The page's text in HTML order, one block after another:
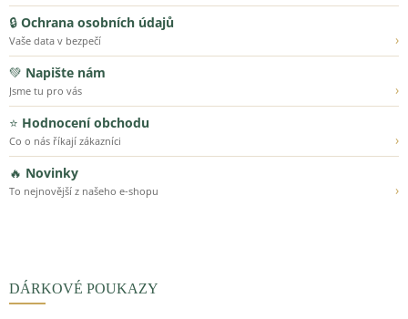
🔒 Ochrana osobních údajů
Vaše data v bezpečí
›
💚 Napište nám
Jsme tu pro vás
›
⭐ Hodnocení obchodu
Co o nás říkají zákazníci
›
🔥 Novinky
To nejnovější z našeho e-shopu ›
DÁRKOVÉ POUKAZY